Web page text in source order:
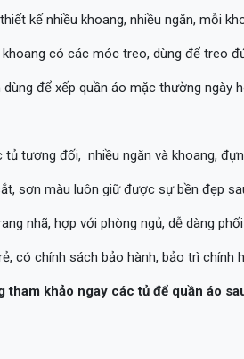
kế nhiều khoang, nhiều ngăn, mỗi
có các móc treo, dùng để treo
dùng để xếp quần áo mặc thường ngày
tủ tương đối, nhiều ngăn và khoang,
sơn màu luôn giữ được sự bền đẹp
nhã, hợp với phòng ngủ, dễ dàng
có chính sách bảo hành, bảo trì chính
tham khảo ngay các tủ để quần áo